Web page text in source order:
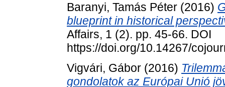
Baranyi, Tamás Péter (2016)
blueprint in historical
Affairs, 1 (2). pp. 45-66. DOI
https://doi.org/10.14267/
Vigvári, Gábor (2016)
gondolatok az Európai Unió